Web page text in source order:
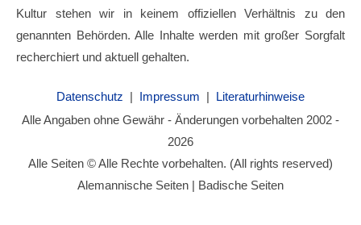
Kultur stehen wir in keinem offiziellen Verhältnis zu den
genannten Behörden. Alle Inhalte werden mit großer Sorgfalt
recherchiert und aktuell gehalten.
Datenschutz | Impressum | Literaturhinweise
Alle Angaben ohne Gewähr - Änderungen vorbehalten 2002 -
2026
Alle Seiten © Alle Rechte vorbehalten. (All rights reserved)
Alemannische Seiten | Badische Seiten